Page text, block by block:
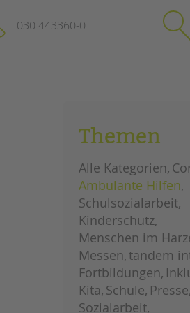
Impressum
Datenschutz
Hinweisgebersystem
Intranet
schließen
030 443360-0
SuchenThemen
Alle Kategorien
Ambulante Hilfen
Schulsozialarbeit
Kinderschutz
Menschen im
Messen tandem
Fortbildungen
Kita Schule Presse
Sozialarbeit